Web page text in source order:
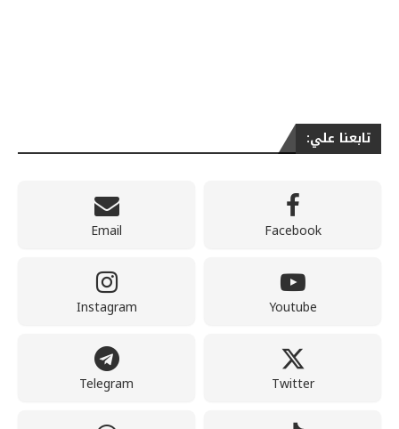
تابعنا علي:
Facebook
Email
Youtube
Instagram
Twitter
Telegram